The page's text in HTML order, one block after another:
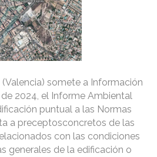
(Valencia) somete a Información
2024, el Informe Ambiental
puntual a las Normas
a preceptosconcretos de las
con las condiciones
generales de la edificación o